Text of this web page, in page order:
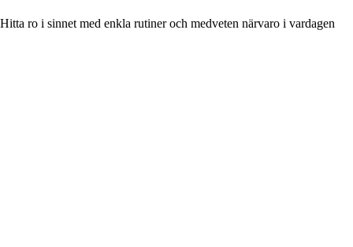
Hitta ro i sinnet med enkla rutiner och medveten närvaro i vardagen